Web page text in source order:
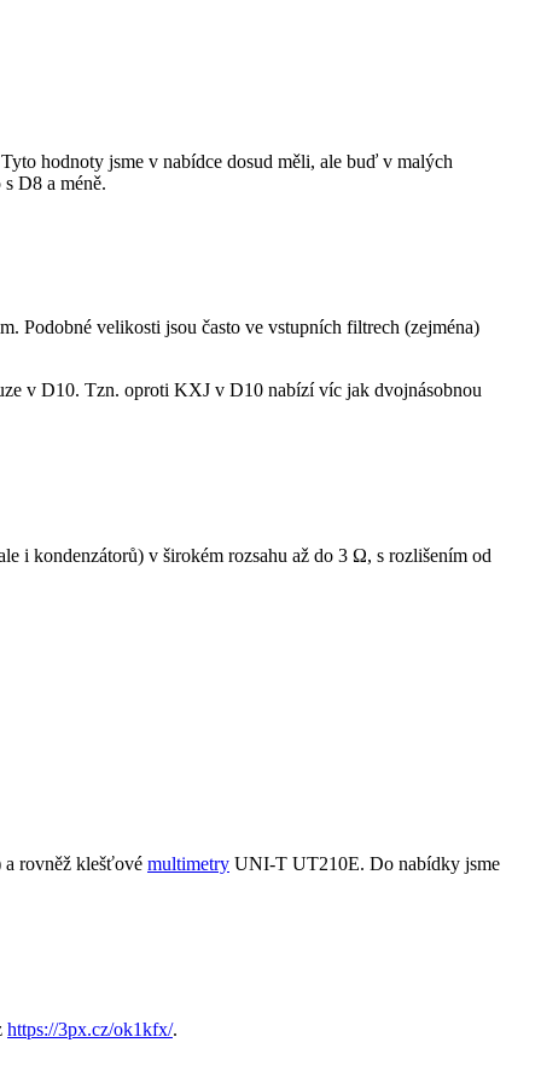
hodnoty jsme v nabídce dosud měli, ale buď v malých
D8 a méně.
Podobné velikosti jsou často ve vstupních filtrech (zejména)
v D10. Tzn. oproti KXJ v D10 nabízí víc jak dvojnásobnou
i kondenzátorů) v širokém rozsahu až do 3 Ω, s rozlišením od
rovněž klešťové multimetry UNI-T UT210E. Do nabídky jsme
https://3px.cz/ok1kfx/.